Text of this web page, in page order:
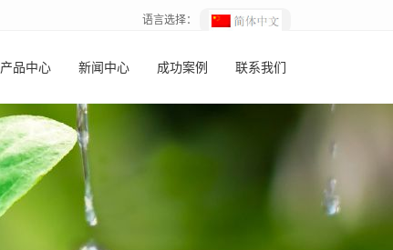
语言选择：
产品中心 新闻中心 成功案例 联系我们